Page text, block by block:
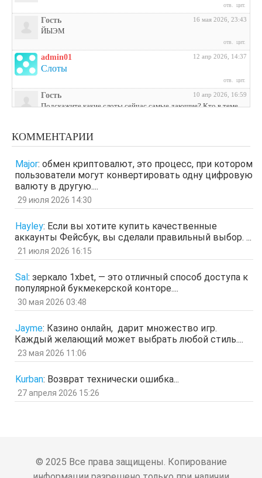
отв. цит.
Гость 16 мая 2026, 23:43
ЙЫЭМ
отв. цит.
admin01 12 апр 2026, 14:37
Слоты
отв. цит.
Гость 10 апр 2026, 16:59
Подскажите какие слоты сейчас самые дающие? Кто в теме
Гость
отв. цит.
Гость 26 мар 2026, 01:35
мЛЙК
ащрд
отв. цит.
Гость
отв. цит.
Гость
ЗОл
отв. цит.
Гость 5 мар 2026, 12:20
оЭЬЧ
SPPS 2 мар 2026, 16:19
ау, есть кто живой здесь?)
Гость
отв.
Гость 3 фев 2026, 04:47
КОММЕНТАРИИ
Major: обмен криптовалют, это процесс, при котором
пользователи могут конвертировать одну цифровую
валюту в другую....
29 июля 2026 14:30
Hayley: Если вы хотите купить качественные
аккаунты Фейсбук, вы сделали правильный выбор. ...
21 июля 2026 16:15
Sal : зеркало 1xbet, — это отличный способ доступа к
популярной букмекерской конторе....
30 мая 2026 03:48
Jayme: Казино онлайн, дарит множество игр.
Каждый желающий может выбрать любой стиль....
23 мая 2026 11:06
Kurban: Возврат технически ошибка...
27 апреля 2026 15:26
© 2025 Все права защищены. Копирование